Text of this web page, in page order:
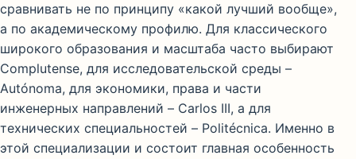
сравнивать не по принципу «какой лучший вообще»,
а по академическому профилю. Для классического
широкого образования и масштаба часто выбирают
Complutense, для исследовательской среды –
Autónoma, для экономики, права и части
инженерных направлений – Carlos III, а для
технических специальностей – Politécnica. Именно в
этой специализации и состоит главная особенность